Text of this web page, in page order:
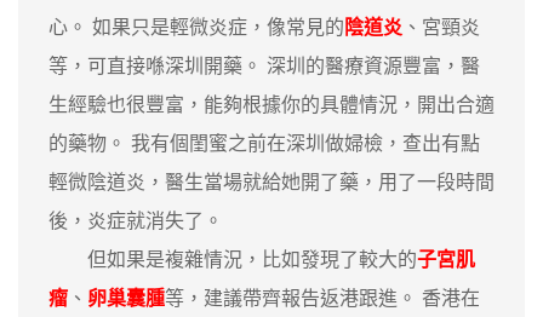
心。 如果只是輕微炎症，像常見的 陰道炎 、宮頸炎
等，可直接喺深圳開藥。 深圳的醫療資源豐富，醫
生經驗也很豐富，能夠根據你的具體情況，開出合適
的藥物。 我有個閨蜜之前在深圳做婦檢，查出有點
輕微陰道炎，醫生當場就給她開了藥，用了一段時間
後，炎症就消失了。
但如果是複雜情況，比如發現了較大的子宮肌
瘤 、 卵巢囊腫等，建議帶齊報告返港跟進。 香港在